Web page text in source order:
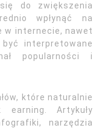
do zwiększenia
wpłynąć na
w internecie, nawet
interpretowane
popularności i
które naturalnie
Artykuły
narzędzia